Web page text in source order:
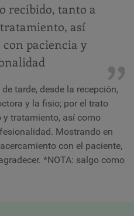
recibido, tanto a
así
paciencia y
tarde, desde la recepción,
y la fisio; por el trato
y tratamiento, así como
Mostrando en
con el paciente,
*NOTA: salgo como